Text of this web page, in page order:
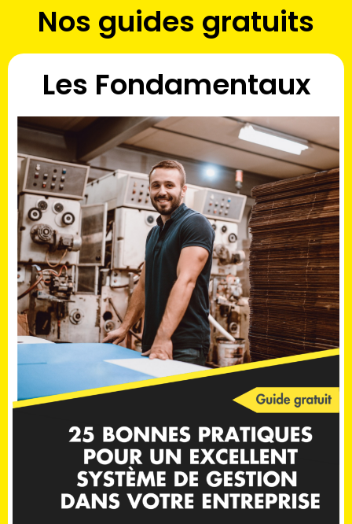
Nos guides gratuits
Les Fondamentaux